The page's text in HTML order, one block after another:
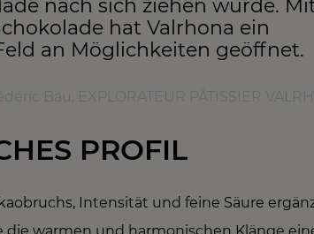
nach sich ziehen würde.
hat Valrhona ein
an Möglichkeiten geöffnet.
PROFIL
Intensität und feine Säure
die warmen und harmonischen Klänge